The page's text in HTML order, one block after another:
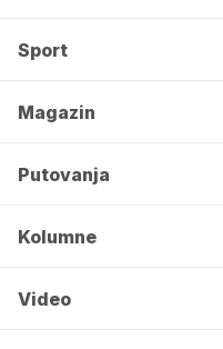
Sport
Magazin
Putovanja
Kolumne
Video
DRUŠTVO
Tropske
sa